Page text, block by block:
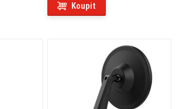
Koupit